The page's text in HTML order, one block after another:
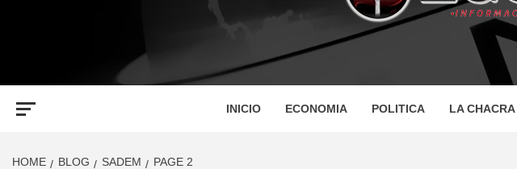
ECONOMIS
INICIO ECONOMIA POLITICA LA CHACRA
HOME BLOG SADEM PAGE 2